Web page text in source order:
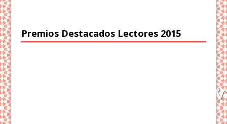
Premios Destacados Lectores 2015